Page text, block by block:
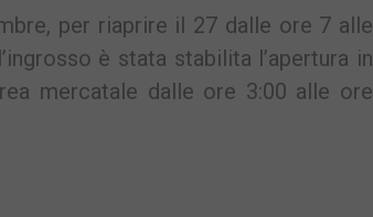
per riaprire il 27 dalle ore 7 alle
è stata stabilita l’apertura in
mercatale dalle ore 3:00 alle ore